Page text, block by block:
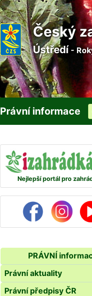
Český
Ústředí -
Právní informace
Nejlepší portál pro
PRÁVNÍ
Právní aktuality
Právní předpisy ČR